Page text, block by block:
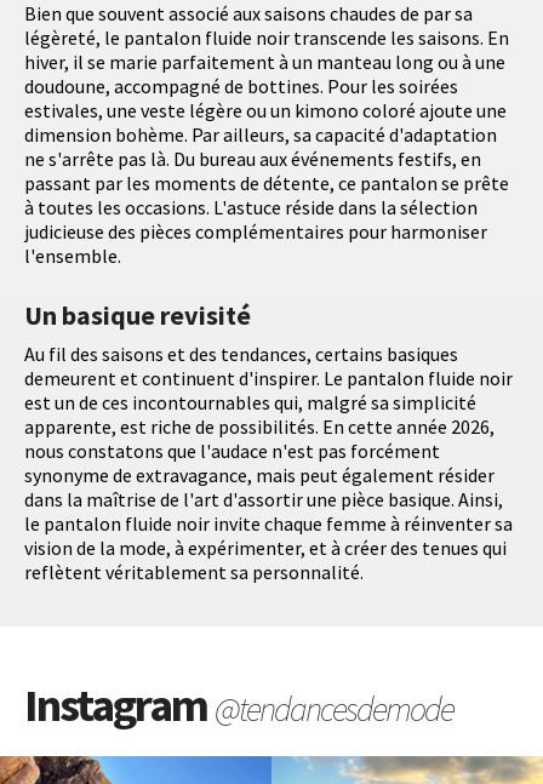
Bien que souvent associé aux saisons chaudes de par sa
légèreté, le pantalon fluide noir transcende les saisons. En
hiver, il se marie parfaitement à un manteau long ou à une
doudoune, accompagné de bottines. Pour les soirées
estivales, une veste légère ou un kimono coloré ajoute une
dimension bohème. Par ailleurs, sa capacité d'adaptation
ne s'arrête pas là. Du bureau aux événements festifs, en
passant par les moments de détente, ce pantalon se prête
à toutes les occasions. L'astuce réside dans la sélection
judicieuse des pièces complémentaires pour harmoniser
l'ensemble.
Un basique revisité
Au fil des saisons et des tendances, certains basiques
demeurent et continuent d'inspirer. Le pantalon fluide noir
est un de ces incontournables qui, malgré sa simplicité
apparente, est riche de possibilités. En cette année 2026,
nous constatons que l'audace n'est pas forcément
synonyme de extravagance, mais peut également résider
dans la maîtrise de l'art d'assortir une pièce basique. Ainsi,
le pantalon fluide noir invite chaque femme à réinventer sa
vision de la mode, à expérimenter, et à créer des tenues qui
reflètent véritablement sa personnalité.
Instagram@tendancesdemode